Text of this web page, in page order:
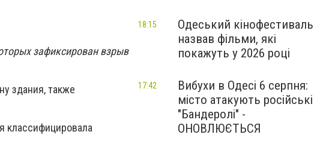
зафиксирован взрыв
здания, также
классифицировала
Одеський кінофестиваль
назвав фільми, які
покажуть у 2026 році
18:15
Вибухи в Одесі 6 серпня:
місто атакують російські
"Бандеролі" -
ОНОВЛЮЄТЬСЯ
17:42